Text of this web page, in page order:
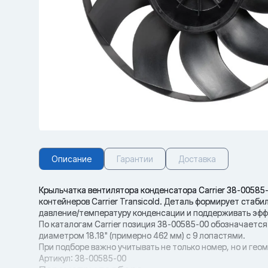
Описание Гарантии Доставка
Крыльчатка вентилятора конденсатора Carrier 38-
контейнеров Carrier Transicold. Деталь формирует
давление/температуру конденсации и поддерживать
По каталогам Carrier позиция 38-00585-00 обозначается
диаметром 18.18" (примерно 462 мм) с 9 лопастями.
При подборе важно учитывать не только номер, но и
Артикул: 38-00585-00